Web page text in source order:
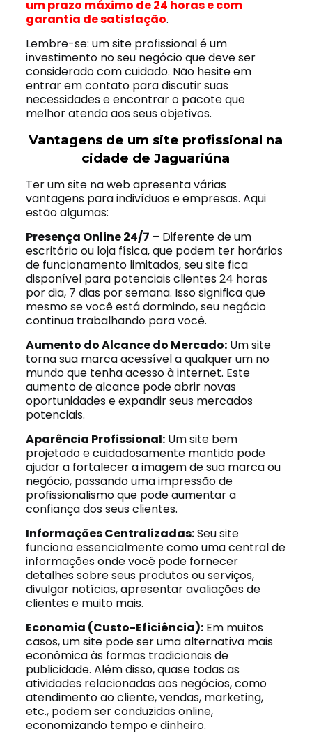
um prazo máximo de 24 horas e com
garantia de satisfação.
Lembre-se: um site profissional é um
investimento no seu negócio que deve ser
considerado com cuidado. Não hesite em
entrar em contato para discutir suas
necessidades e encontrar o pacote que
melhor atenda aos seus objetivos.
Vantagens de um site profissional na
cidade de Jaguariúna
Ter um site na web apresenta várias
vantagens para indivíduos e empresas. Aqui
estão algumas:
Presença Online 24/7 – Diferente de um
escritório ou loja física, que podem ter horários
de funcionamento limitados, seu site fica
disponível para potenciais clientes 24 horas
por dia, 7 dias por semana. Isso significa que
mesmo se você está dormindo, seu negócio
continua trabalhando para você.
Aumento do Alcance do Mercado:Um site
torna sua marca acessível a qualquer um no
mundo que tenha acesso à internet. Este
aumento de alcance pode abrir novas
oportunidades e expandir seus mercados
potenciais.
Aparência Profissional:Um site bem
projetado e cuidadosamente mantido pode
ajudar a fortalecer a imagem de sua marca ou
negócio, passando uma impressão de
profissionalismo que pode aumentar a
confiança dos seus clientes.
Informações Centralizadas:Seu site
funciona essencialmente como uma central de
informações onde você pode fornecer
detalhes sobre seus produtos ou serviços,
divulgar notícias, apresentar avaliações de
clientes e muito mais.
Economia (Custo-Eficiência):Em muitos
casos, um site pode ser uma alternativa mais
econômica às formas tradicionais de
publicidade. Além disso, quase todas as
atividades relacionadas aos negócios, como
atendimento ao cliente, vendas, marketing,
etc., podem ser conduzidas online,
economizando tempo e dinheiro.